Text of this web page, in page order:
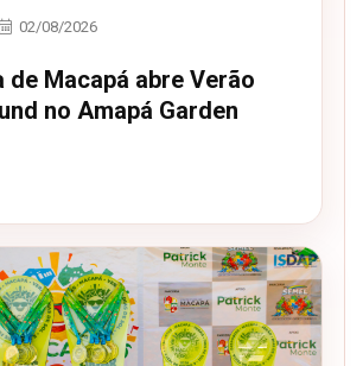
02/08/2026
de Macapá abre Verão
no Amapá Garden